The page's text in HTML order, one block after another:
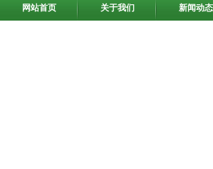
网站首页 关于我们 新闻动态